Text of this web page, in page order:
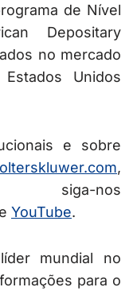
de Nível
Depositary
no mercado
Unidos
e sobre
,
nos
e YouTube.
mundial no
para o